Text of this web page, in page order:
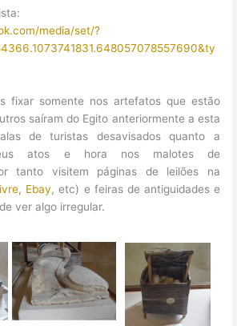
media/set/?
fixar somente nos artefatos que estão
saíram do Egito anteriormente a esta
de turistas desavisados quanto a
atos e hora nos malotes de
tanto visitem páginas de leilões na
, Ebay, etc) e feiras de antiguidades e
ver algo irregular.